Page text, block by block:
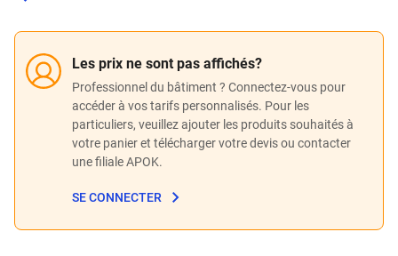
Les prix ne sont pas affichés?
Professionnel du bâtiment ? Connectez-vous pour
accéder à vos tarifs personnalisés. Pour les
particuliers, veuillez ajouter les produits souhaités à
votre panier et télécharger votre devis ou contacter
une filiale APOK.
SE CONNECTER